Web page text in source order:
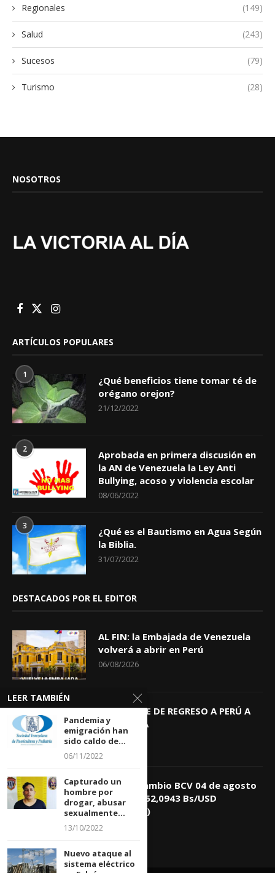
Regionales (149)
Salud (243)
Sucesos (79)
Turismo (28)
NOSOTROS
ARTÍCULOS POPULARES
1
¿Qué beneficios tiene tomar té de
orégano orejon?
21/12/2022
2
Aprobada en primera discusión en
la AN de Venezuela la Ley Anti
Bullying, acoso y violencia escolar
08/06/2022
3
¿Qué es el Bautismo en Agua Según
la Biblia.
31/07/2022
DESTACADOS POR EL EDITOR
AL FIN: la Embajada de Venezuela
volverá a abrir en Perú
06/08/2026
KEIKO TRAE DE REGRESO A PERÚ A
GIOVANNA
04/08/2026
Tasa de Cambio BCV 04 de agosto
de 2026: 752,0943 Bs/USD
(+0,4418%)
04/08/2026
LEER TAMBIÉN
Pandemia y
emigración han
sido caldo de...
06/11/2022
Capturado un
hombre por
drogar, abusar
sexualmente...
13/10/2022
Nuevo ataque al
sistema eléctrico